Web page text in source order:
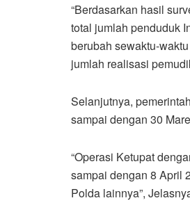
“Berdasarkan hasil
total jumlah penduduk
berubah sewaktu-
jumlah realisasi
Selanjutnya,
sampai dengan 30
“Operasi Ketupat
sampai dengan 8 April
Polda lainnya”,